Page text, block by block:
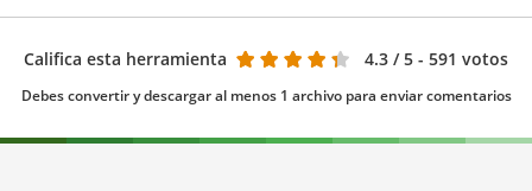
Califica esta herramienta 4.3 / 5 - 591 votos
Debes convertir y descargar al menos 1 archivo para enviar comentarios